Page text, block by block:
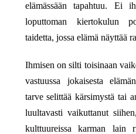
elämässään tapahtuu. Ei
loputtoman kiertokulun
taidetta, jossa elämä näyttää
Ihmisen on silti toisinaan
vastuussa jokaisesta
tarve selittää kärsimystä tai
luultavasti vaikuttanut
kulttuureissa karman lain